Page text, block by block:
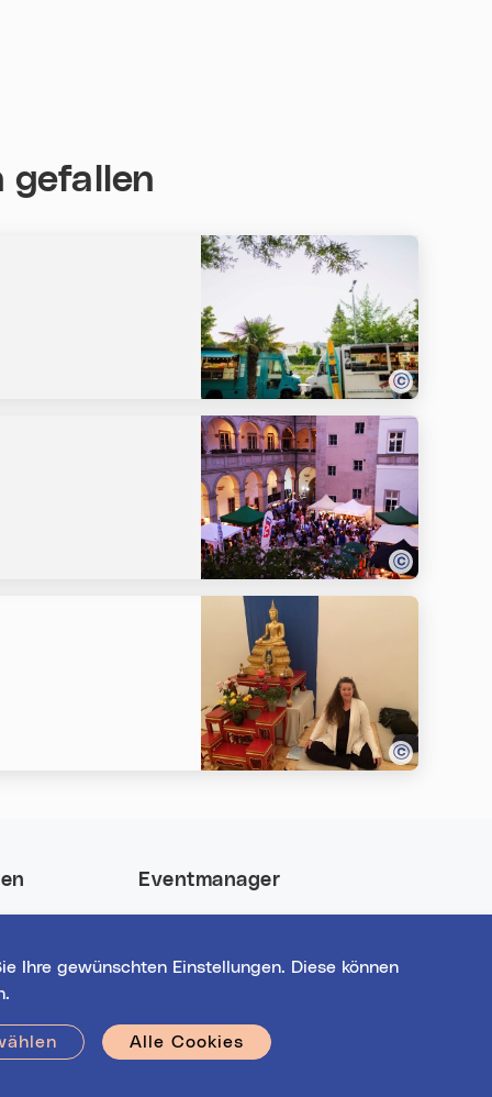
gefallen
Ihre gewünschten Einstellungen. Diese können
Alle Cookies
Eventmanager
Noch nicht registriert?
Veranstalter*innen!